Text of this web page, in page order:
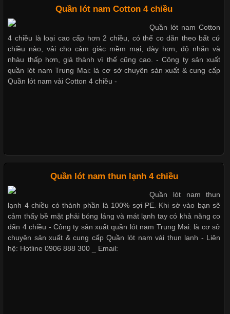
Chất Liệu Bamboo Xu Hướng Mới Trong Ngành Thời Trang
Cập nhật 2026-05-21 14:59:25
Trong những năm gần đây, vải Bamboo đang trở thành một
trong những chất liệu được yêu thích trong ngành thời trang
nhờ đặc tính mềm mại, thoáng khí và thân thiện với môi trường.
Không chỉ được ứng dụng trong quần áo thường ngày, loại vải
Cập nhật 2026-05-20 14:58:56
Vải thun là một trong những chất liệu được sử dụng rộng rãi
nhất trong ngành thời trang nhờ đặc tính co giãn, mềm mại và
thoải mái khi mặc. Từ áo thun, đồ thể thao cho đến đồ lót nam,
vải thun luôn đóng vai trò quan trọng trong quá trình sản xuất.
Hiện nay, nhu cầu tìm kiếm quần lót nam giá
Những mẩu quần lót nam thông dụng hiện nay
Bộ sưu tập quần lót nam Boxer TpHCM
Dễ chịu hơn với quần lót nam giá rẻ vải Cotton 4 chiều
Quần lót nam Cotton 4 chiều
Quần lót nam Cotton
4 chiều là loại cao cấp hơn 2 chiều, có thể co dãn theo bất cứ
chiều nào, vải cho cảm giác mềm mại, dày hơn, độ nhăn và
nhàu thấp hơn, giá thành vì thế cũng cao. - Công ty sản xuất
quần lót nam Trung Mai: là cơ sở chuyên sản xuất & cung cấp
Quần lót nam vải Cotton 4 chiều -
Quần lót nam thun lạnh 4 chiều
Quần lót nam thun
lạnh 4 chiều có thành phần là 100% sợi PE. Khi sờ vào bạn sẽ
cảm thấy bề mặt phải bóng láng và mát lạnh tay có khả năng co
dãn 4 chiều - Công ty sản xuất quần lót nam Trung Mai: là cơ sở
chuyên sản xuất & cung cấp Quần lót nam vải thun lạnh - Liên
hệ: Hotline 0906 888 300 _ Email: